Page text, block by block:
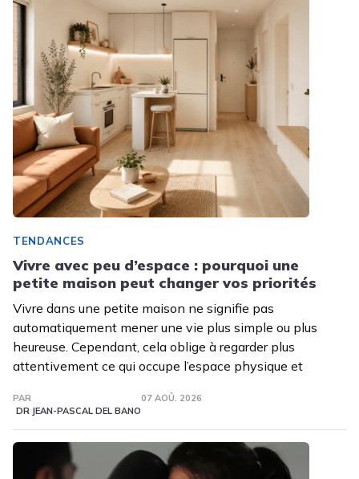
TENDANCES
Vivre avec peu d’espace : pourquoi une
petite maison peut changer vos priorités
Vivre dans une petite maison ne signifie pas
automatiquement mener une vie plus simple ou plus
heureuse. Cependant, cela oblige à regarder plus
attentivement ce qui occupe l’espace physique et
PAR
DR JEAN-PASCAL DEL BANO
07 AOÛ. 2026